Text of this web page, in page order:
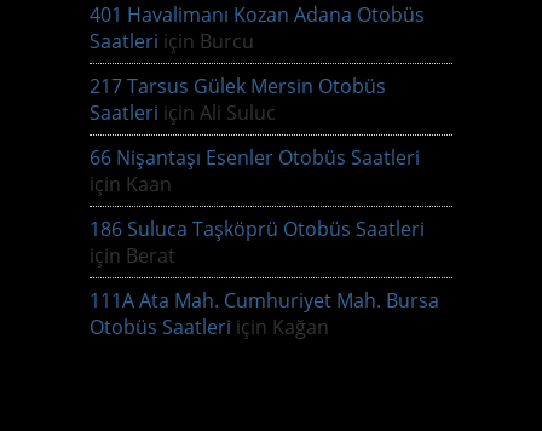
401 Havalimanı Kozan Adana Otobüs
Saatleri için Burcu
217 Tarsus Gülek Mersin Otobüs
Saatleri için Ali Suluc
66 Nişantaşı Esenler Otobüs Saatleri
için Kaan
186 Suluca Taşköprü Otobüs Saatleri
için Berat
111A Ata Mah. Cumhuriyet Mah. Bursa
Otobüs Saatleri için Kağan